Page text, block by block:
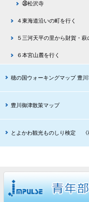
㊳松沢寺
４東海道沿いの町を行く
５三河天平の里から財賀・萩
６本宮山麓を行く
穂の国ウォーキングマップ 豊
豊川御津散策マップ
とよかわ観光ものしり検定 《